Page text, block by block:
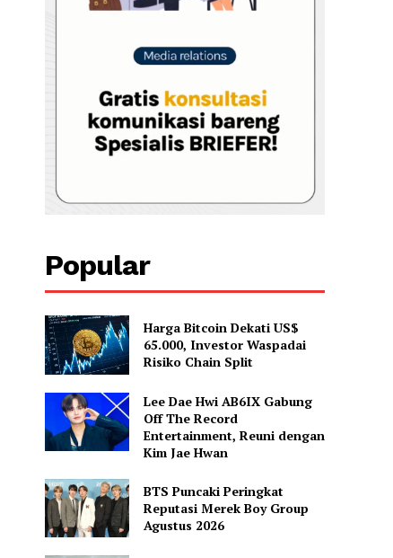
Popular
Harga Bitcoin Dekati US$
65.000, Investor Waspadai
Risiko Chain Split
Lee Dae Hwi AB6IX Gabung
Off The Record
Entertainment, Reuni dengan
Kim Jae Hwan
BTS Puncaki Peringkat
Reputasi Merek Boy Group
Agustus 2026